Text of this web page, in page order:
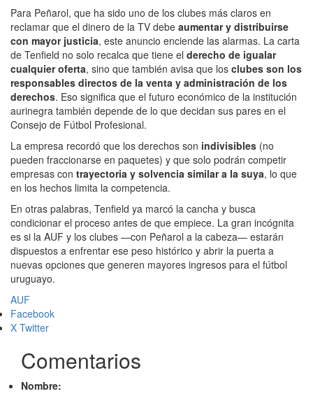
Para Peñarol, que ha sido uno de los clubes más claros en
reclamar que el dinero de la TV debe aumentar y distribuirse
con mayor justicia, este anuncio enciende las alarmas. La carta
de Tenfield no solo recalca que tiene el derecho de igualar
cualquier oferta, sino que también avisa que los clubes son los
responsables directos de la venta y administración de los
derechos. Eso significa que el futuro económico de la institución
aurinegra también depende de lo que decidan sus pares en el
Consejo de Fútbol Profesional.
La empresa recordó que los derechos son indivisibles (no
pueden fraccionarse en paquetes) y que solo podrán competir
empresas con trayectoria y solvencia similar a la suya, lo que
en los hechos limita la competencia.
En otras palabras, Tenfield ya marcó la cancha y busca
condicionar el proceso antes de que empiece. La gran incógnita
es si la AUF y los clubes —con Peñarol a la cabeza— estarán
dispuestos a enfrentar ese peso histórico y abrir la puerta a
nuevas opciones que generen mayores ingresos para el fútbol
uruguayo.
AUF
Facebook
X Twitter
Comentarios
Nombre: